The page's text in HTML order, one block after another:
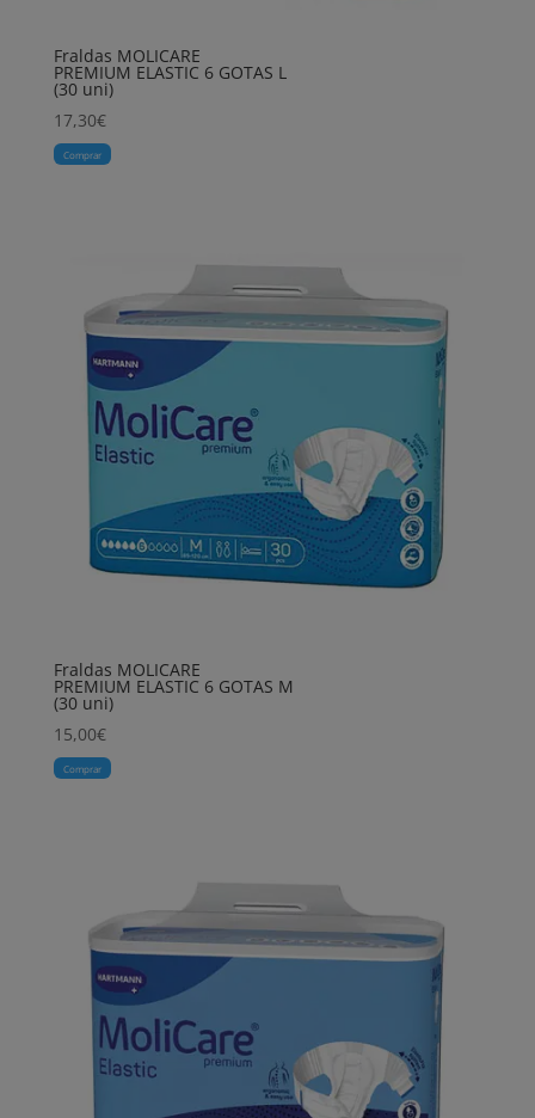
Fraldas MOLICARE
PREMIUM ELASTIC 6 GOTAS L
(30 uni)
17,30€
Comprar
Fraldas MOLICARE
PREMIUM ELASTIC 6 GOTAS M
(30 uni)
15,00€
Comprar